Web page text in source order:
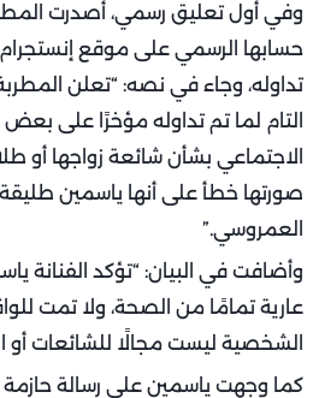
وفي أول تعليق رسمي، أصدرت
حسابها الرسمي على موقع
تداوله، وجاء في نصه: “تعلن
التام لما تم تداوله مؤخرًا على
الاجتماعي بشأن شائعة زواجها أو
صورتها خطأ على أنها ياسمين
العمروسي.”
وأضافت في البيان: “تؤكد الفنانة
عارية تمامًا من الصحة، ولا تمت
الشخصية ليست مجالًا للشائعات أو
كما وجهت ياسمين علي رسالة حازمة